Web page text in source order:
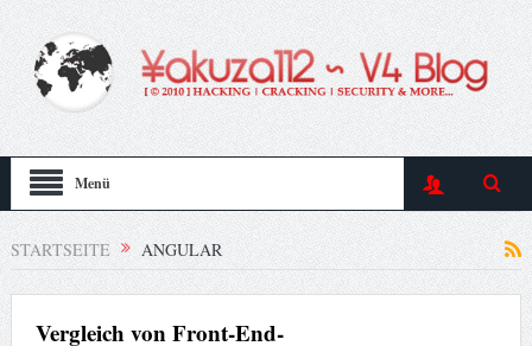
Menü
STARTSEITE ANGULAR
Vergleich von Front-End-